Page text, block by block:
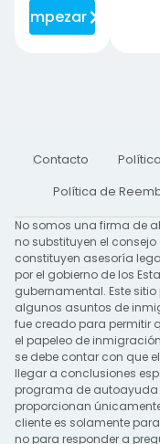
Empezar
Contacto
Política de
No somos una firma de
no substituyen el
constituyen asesoría
por el gobierno de los
gubernamental. Este
algunos asuntos de
fue creado para permitir
el papeleo de
se debe contar con que
llegar a conclusiones
programa de autoayuda
proporcionan
cliente es solamente
no para responder a